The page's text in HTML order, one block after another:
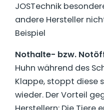
JOSTechnik
andere Hersteller
Beispiel
Nothalte- bzw.
Huhn während des
Klappe, stoppt diese
wieder. Der Vorteil